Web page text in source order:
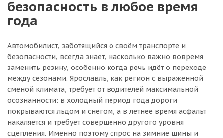
безопасность в любое время
года
Автомобилист, заботящийся о своём транспорте и
безопасности, всегда знает, насколько важно вовремя
заменить резину, особенно когда речь идёт о переходе
между сезонами. Ярославль, как регион с выраженной
сменой климата, требует от водителей максимальной
осознанности: в холодный период года дороги
покрываются льдом и снегом, а в летнее время асфальт
накаляется и требует совершенно другого уровня
сцепления. Именно поэтому спрос на зимние шины и